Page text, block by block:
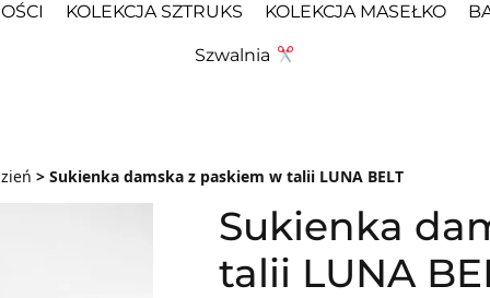
KOLEKCJA SZTRUKS KOLEKCJA MASEŁKO
Szwalnia
> Sukienka damska z paskiem w talii LUNA BELT
Sukienka
talii LUNA